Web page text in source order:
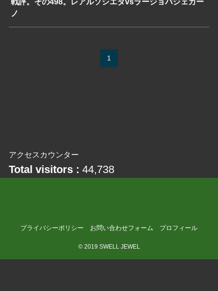
ノ
1
アクセスカウンター
Total visitors : 44,738
プライバシーポリシー お問い合わせフォーム プロフィール
©2019 SWELL JEWEL